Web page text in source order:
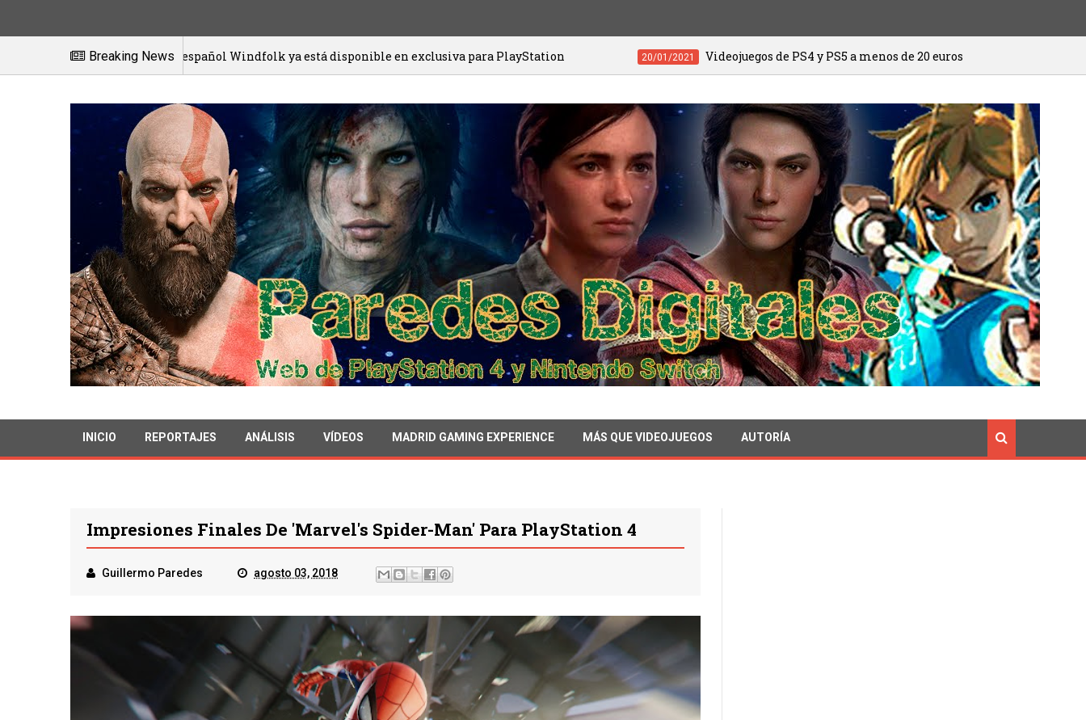
Breaking News
El juego español Windfolk ya está disponible en exclusiva para PlayStation 20/01/2021 Videojuegos de PS4 y PS5 a menos de 20 euros 20/01/2021
INICIO REPORTAJES ANÁLISIS VÍDEOS MADRID GAMING EXPERIENCE MÁS QUE VIDEOJUEGOS AUTORÍA
Impresiones Finales De 'Marvel's Spider-Man' Para PlayStation 4
Guillermo Paredes agosto 03, 2018